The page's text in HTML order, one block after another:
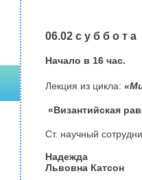
06.02 с у б б о т а
Начало в 16 час.
Лекция из цикла:
«Византийская
Ст. научный
Надежда
Львовна Катсон